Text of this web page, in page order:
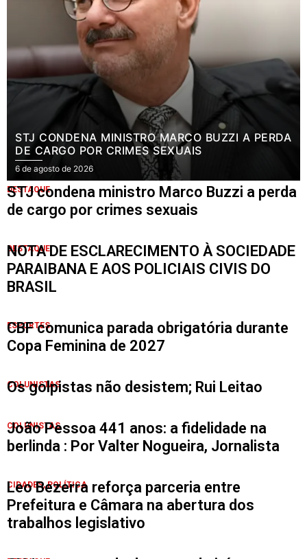
STJ CONDENA MINISTRO MARCO BUZZI A PERDA
DE CARGO POR CRIMES SEXUAIS
6 de agosto de 2026
DESTAQUE
STJ condena ministro Marco Buzzi a perda
de cargo por crimes sexuais
DESTAQUE
NOTA DE ESCLARECIMENTO À SOCIEDADE
PARAIBANA E AOS POLICIAIS CIVIS DO
BRASIL
ESPORTES
CBF comunica parada obrigatória durante
Copa Feminina de 2027
COLUNISTAS
Os golpistas não desistem; Rui Leitao
COLUNISTAS
João Pessoa 441 anos: a fidelidade na
berlinda : Por Valter Nogueira, Jornalista
CIDADES,POLÍTICA
Leo Bezerra reforça parceria entre
Prefeitura e Câmara na abertura dos
trabalhos legislativo